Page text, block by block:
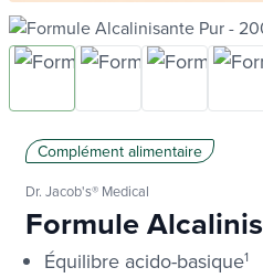
Complément alimentaire
Dr. Jacob's® Medical
Formule
Équilibre acido-basique1